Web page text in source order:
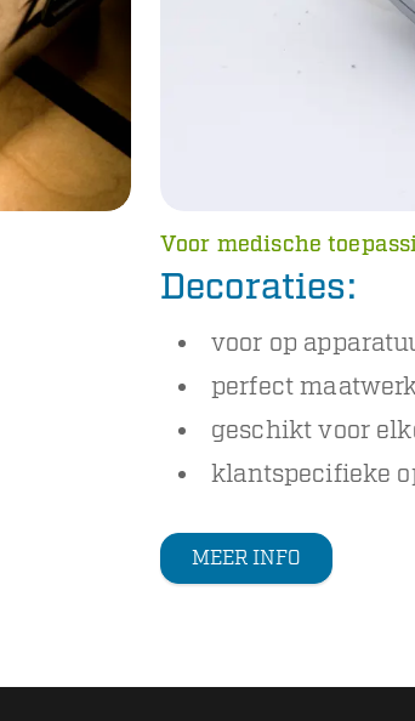
Voor medische
Decoraties:
voor op
perfect
geschikt voor
klantspecifieke
MEER INFO